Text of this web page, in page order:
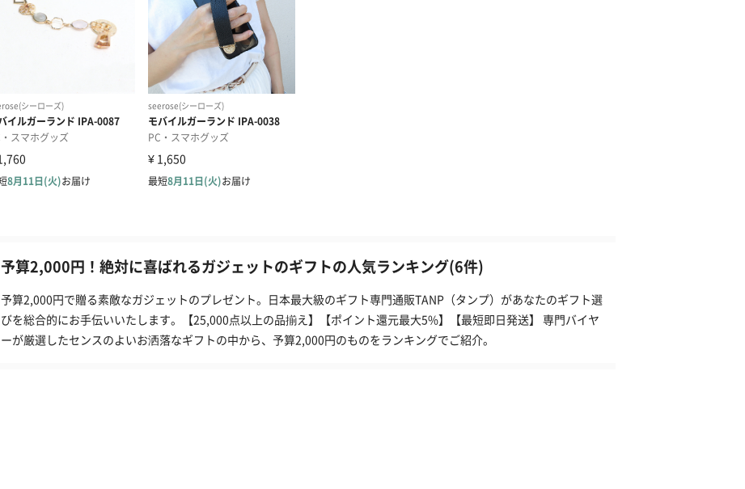
予算2,000円！絶対に喜ばれるガジェットのギフトの人気ランキング(6件)
予算2,000円で贈る素敵なガジェットのプレゼント。日本最大級のギフト専門通販TANP（タンプ）があなたのギフト選
びを総合的にお手伝いいたします。【25,000点以上の品揃え】【ポイント還元最大5%】【最短即日発送】 専門バイヤ
ーが厳選したセンスのよいお洒落なギフトの中から、予算2,000円のものをランキングでご紹介。